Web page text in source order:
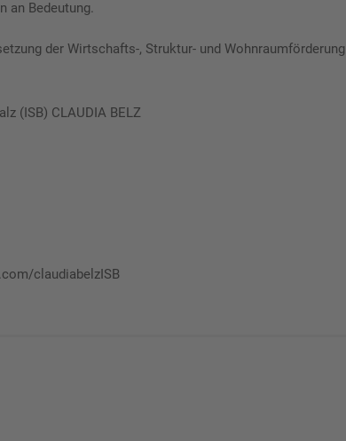
an Bedeutung.
der Wirtschafts-, Struktur- und
(ISB) CLAUDIA BELZ
claudiabelzISB